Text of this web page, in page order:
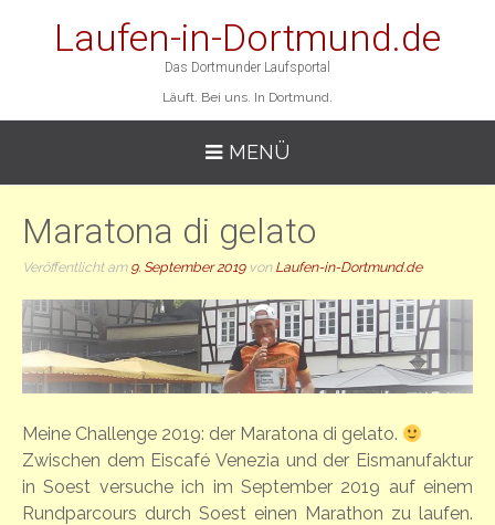
Laufen-in-Dortmund.de
Das Dortmunder Laufsportal
Läuft. Bei uns. In Dortmund.
MENÜ
Maratona di gelato
Veröffentlicht am 9. September 2019von Laufen-in-Dortmund.de
Meine Challenge 2019: der Maratona di gelato.
Zwischen dem Eiscafé Venezia und der Eismanufaktur
in Soest versuche ich im September 2019 auf einem
Rundparcours durch Soest einen Marathon zu laufen.